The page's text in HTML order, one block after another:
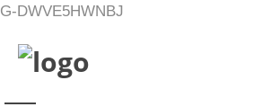
G-DWVE5HWNBJ